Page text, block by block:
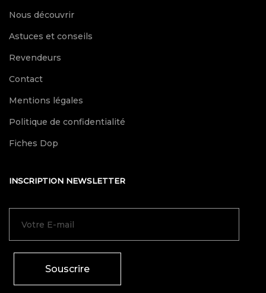
Nous découvrir
Astuces et conseils
Revendeurs
Contact
Mentions légales
Politique de confidentialité
Fiches Dop
INSCRIPTION NEWSLETTER
Souscrire